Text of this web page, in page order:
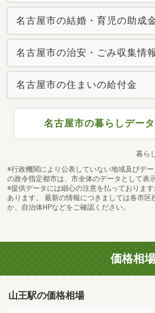
名古屋市の結婚・育児の助成
名古屋市の治安・ごみ収集情報
名古屋市の住まいの給付金
名古屋市の暮らしデー
暮ら
※行政機関により公表していない地域及びデ
の政令指定都市は、市全体のデータとして表
※提供データには細心の注意を払っておりま
あります。 最新の情報につきましては各市区
か、自治体HPなどをご確認ください。
価格相場
山王駅の価格相場